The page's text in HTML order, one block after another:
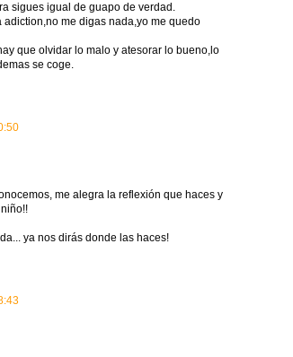
sigues igual de guapo de verdad.
adiction,no me digas nada,yo me quedo
que olvidar lo malo y atesorar lo bueno,lo
se coge.
me alegra la reflexión que haces y
ya nos dirás donde las haces!